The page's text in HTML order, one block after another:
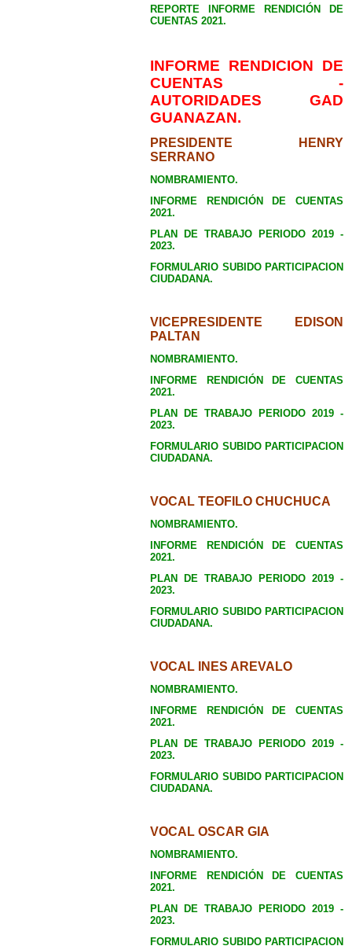
REPORTE INFORME RENDICIÓN DE
CUENTAS 2021.
INFORME RENDICION DE
CUENTAS -
AUTORIDADES GAD
GUANAZAN.
PRESIDENTE HENRY
SERRANO
NOMBRAMIENTO.
INFORME RENDICIÓN DE CUENTAS
2021.
PLAN DE TRABAJO PERIODO 2019 -
2023.
FORMULARIO SUBIDO PARTICIPACION
CIUDADANA.
VICEPRESIDENTE EDISON
PALTAN
NOMBRAMIENTO.
INFORME RENDICIÓN DE CUENTAS
2021.
PLAN DE TRABAJO PERIODO 2019 -
2023.
FORMULARIO SUBIDO PARTICIPACION
CIUDADANA.
VOCAL TEOFILO CHUCHUCA
NOMBRAMIENTO.
INFORME RENDICIÓN DE CUENTAS
2021.
PLAN DE TRABAJO PERIODO 2019 -
2023.
FORMULARIO SUBIDO PARTICIPACION
CIUDADANA.
VOCAL INES AREVALO
NOMBRAMIENTO.
INFORME RENDICIÓN DE CUENTAS
2021.
PLAN DE TRABAJO PERIODO 2019 -
2023.
FORMULARIO SUBIDO PARTICIPACION
CIUDADANA.
VOCAL OSCAR GIA
NOMBRAMIENTO.
INFORME RENDICIÓN DE CUENTAS
2021.
PLAN DE TRABAJO PERIODO 2019 -
2023.
FORMULARIO SUBIDO PARTICIPACION